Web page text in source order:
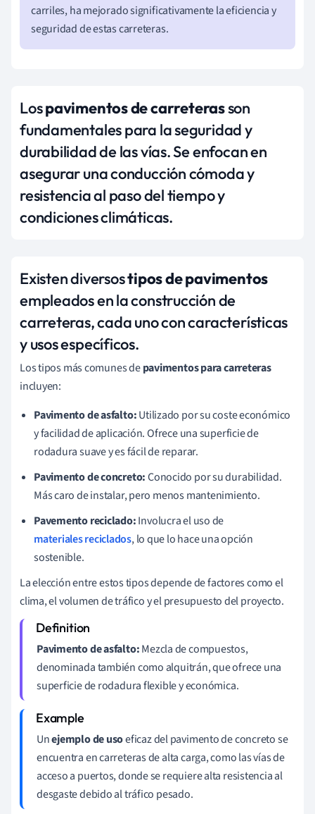
carriles, ha mejorado significativamente la eficiencia y
seguridad de estas carreteras.
Lospavimentos de carreterasson
fundamentales para la seguridad y
durabilidad de las vías. Se enfocan en
asegurar una conducción cómoda y
resistencia al paso del tiempo y
condiciones climáticas.
Existen diversostipos de pavimentos
empleados en la construcción de
carreteras, cada uno con características
y usos específicos.
Los tipos más comunes depavimentos para carreteras
incluyen:
Pavimento de asfalto:Utilizado por su coste económico
y facilidad de aplicación. Ofrece una superficie de
rodadura suave y es fácil de reparar.
Pavimento de concreto:Conocido por su durabilidad.
Más caro de instalar, pero menos mantenimiento.
Pavemento reciclado:Involucra el uso de
materiales reciclados, lo que lo hace una opción
sostenible.
La elección entre estos tipos depende de factores como el
clima, el volumen de tráfico y el presupuesto del proyecto.
Pavimento de asfalto:Mezcla de compuestos,
denominada también como alquitrán, que ofrece una
superficie de rodadura flexible y económica.
Unejemplo de usoeficaz del pavimento de concreto se
encuentra en carreteras de alta carga, como las vías de
acceso a puertos, donde se requiere alta resistencia al
desgaste debido al tráfico pesado.